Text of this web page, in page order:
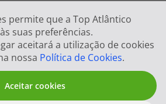
permite que a Top Atlântico
suas preferências.
aceitará a utilização de cookies
nossa Política de Cookies.
Aceitar cookies
reservados:Top Atlântico, Viagens e Turismo